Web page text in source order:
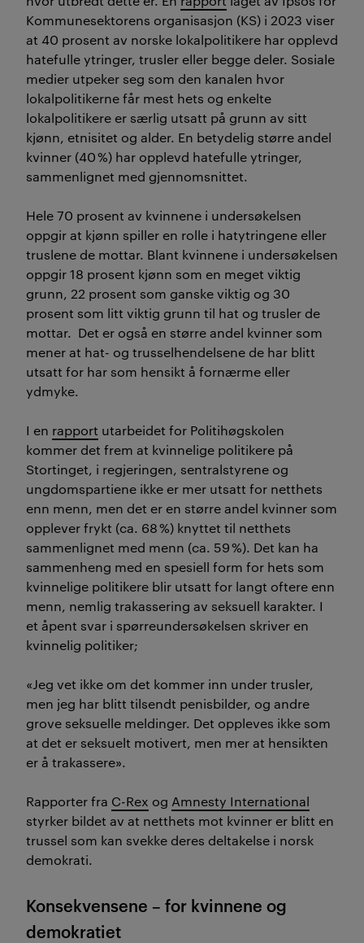
Kommunesektorens organisasjon (KS) i 2023 viser
at 40 prosent av norske lokalpolitikere har opplevd
hatefulle ytringer, trusler eller begge deler. Sosiale
medier utpeker seg som den kanalen hvor
lokalpolitikerne får mest hets og enkelte
lokalpolitikere er særlig utsatt på grunn av sitt
kjønn, etnisitet og alder. En betydelig større andel
kvinner (40 %) har opplevd hatefulle ytringer,
sammenlignet med gjennomsnittet.
Hele 70 prosent av kvinnene i undersøkelsen
oppgir at kjønn spiller en rolle i hatytringene eller
truslene de mottar. Blant kvinnene i undersøkelsen
oppgir 18 prosent kjønn som en meget viktig
grunn, 22 prosent som ganske viktig og 30
prosent som litt viktig grunn til hat og trusler de
mottar. Det er også en større andel kvinner som
mener at hat- og trusselhendelsene de har blitt
utsatt for har som hensikt å fornærme eller
ydmyke.
I en rapport utarbeidet for Politihøgskolen
kommer det frem at kvinnelige politikere på
Stortinget, i regjeringen, sentralstyrene og
ungdomspartiene ikke er mer utsatt for netthets
enn menn, men det er en større andel kvinner som
opplever frykt (ca. 68 %) knyttet til netthets
sammenlignet med menn (ca. 59 %). Det kan ha
sammenheng med en spesiell form for hets som
kvinnelige politikere blir utsatt for langt oftere enn
menn, nemlig trakassering av seksuell karakter. I
et åpent svar i spørreundersøkelsen skriver en
kvinnelig politiker;
«Jeg vet ikke om det kommer inn under trusler,
men jeg har blitt tilsendt penisbilder, og andre
grove seksuelle meldinger. Det oppleves ikke som
at det er seksuelt motivert, men mer at hensikten
er å trakassere».
Rapporter fra C-Rex og Amnesty International
styrker bildet av at netthets mot kvinner er blitt en
trussel som kan svekke deres deltakelse i norsk
demokrati.
Konsekvensene – for kvinnene og
demokratiet